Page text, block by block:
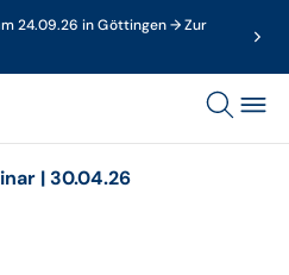
24.09.26 in Göttingen → Zur
| 30.04.26